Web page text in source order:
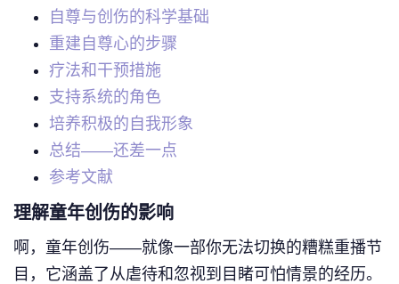
自尊与创伤的科学基础
重建自尊心的步骤
疗法和干预措施
支持系统的角色
培养积极的自我形象
总结——还差一点
参考文献
理解童年创伤的影响
啊，童年创伤——就像一部你无法切换的糟糕重播节
目，它涵盖了从虐待和忽视到目睹可怕情景的经历。